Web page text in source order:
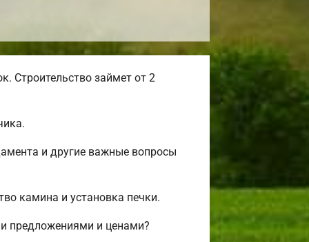
Строительство займет от 2
и другие важные вопросы
камина и установка печки.
предложениями и ценами?